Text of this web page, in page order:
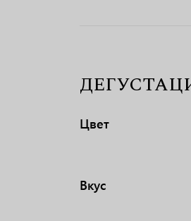
Цвет
Вкус